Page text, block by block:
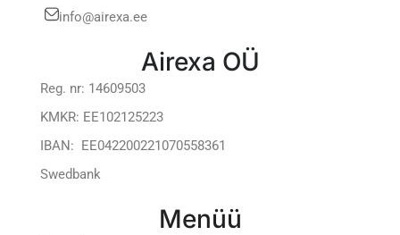
info@airexa.ee
Airexa OÜ
Reg. nr: 14609503
KMKR: EE102125223
IBAN: EE042200221070558361
Swedbank
Menüü